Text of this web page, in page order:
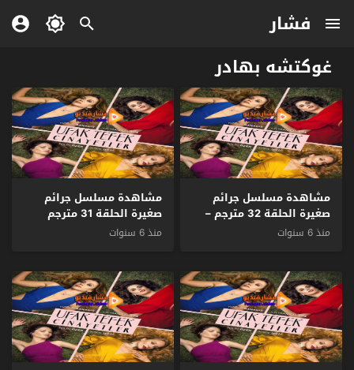
فشار
غوكتشه بهادر
مشاهدة مسلسل جرائم
صغيرة الحلقة 32 مترجم –
الاخيرة
منذ 6 سنوات
مشاهدة مسلسل جرائم
صغيرة الحلقة 31 مترجم
منذ 6 سنوات